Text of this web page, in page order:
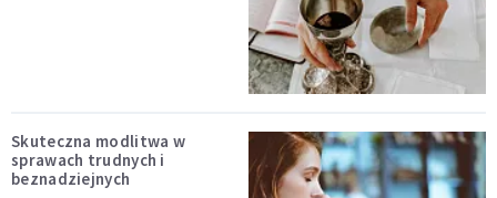
Skuteczna modlitwa w
sprawach trudnych i
beznadziejnych